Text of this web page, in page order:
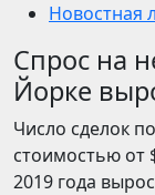
Новостная
Спрос на
Йорке
Число сделок
стоимостью от
2019 года